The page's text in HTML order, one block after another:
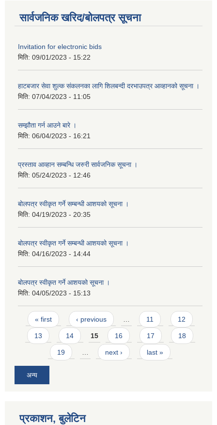
सार्वजनिक खरिद/बोलपत्र सूचना
Invitation for electronic bids
मिति: 09/01/2023 - 15:22
हाटबजार सेवा शुल्क संकलनका लागि शिलबन्दी दरभाउपत्र आव्हानको सूचना ।
मिति: 07/04/2023 - 11:05
सम्झौता गर्न आउने बारे ।
मिति: 06/04/2023 - 16:21
प्रस्ताव आव्हान सम्बन्धि जरुरी सार्वजनिक सूचना ।
मिति: 05/24/2023 - 12:46
बोलपत्र स्वीकृत गर्ने सम्बन्धी आशयको सूचना ।
मिति: 04/19/2023 - 20:35
बोलपत्र स्वीकृत गर्ने सम्बन्धी आशयको सूचना ।
मिति: 04/16/2023 - 14:44
बोलपत्र स्वीकृत गर्ने आशयको सूचना ।
मिति: 04/05/2023 - 15:13
Pages
« first ‹ previous … 11 12
13 14 15 16 17 18
19 … next › last »
अन्य
प्रकाशन, बुलेटिन